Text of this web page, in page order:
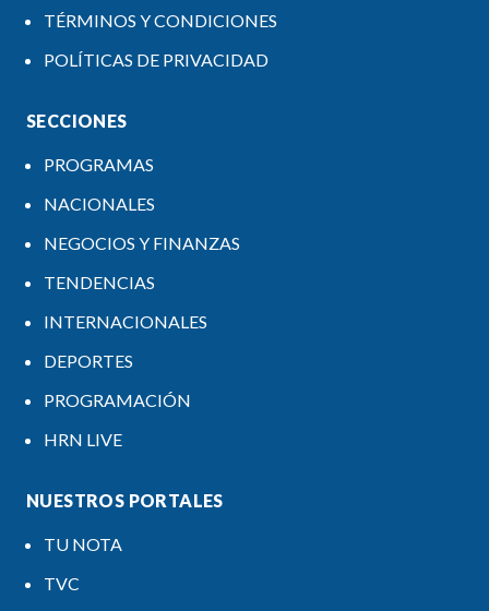
TÉRMINOS Y CONDICIONES
POLÍTICAS DE PRIVACIDAD
SECCIONES
PROGRAMAS
NACIONALES
NEGOCIOS Y FINANZAS
TENDENCIAS
INTERNACIONALES
DEPORTES
PROGRAMACIÓN
HRN LIVE
NUESTROS PORTALES
TU NOTA
TVC